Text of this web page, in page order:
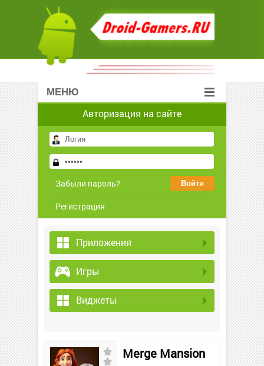
МЕНЮ
Авторизация на сайте
Забыли пароль?
Регистрация
Приложения
Игры
Виджеты
Merge Mansion